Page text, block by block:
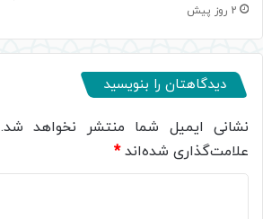
2 روز پیش
دیدگاهتان را بنویسید
نشانی ایمیل شما منتشر نخواهد شد.
علامت‌گذاری شده‌اند*